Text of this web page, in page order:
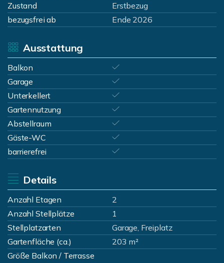
Zustand
Erstbezug
bezugsfrei ab
Ende 2026
Ausstattung
Balkon
Garage
Unterkellert
Gartennutzung
Abstellraum
Gäste-WC
barrierefrei
Details
Anzahl Etagen
2
Anzahl Stellplätze
1
Stellplatzarten
Garage, Freiplatz
Gartenfläche (ca.)
203 m²
Größe Balkon / Terrasse